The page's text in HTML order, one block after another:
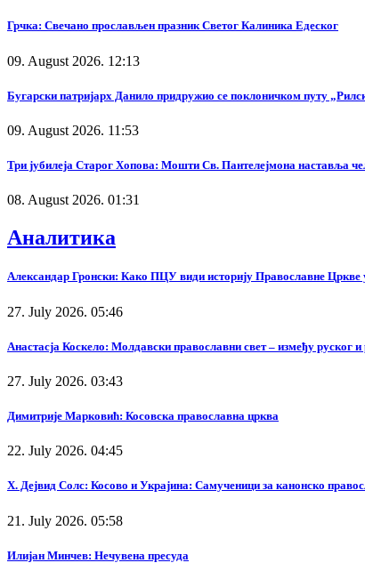
Грчка: Свечано прослављен празник Светог Калиника Едеског
09. August 2026. 12:13
Бугарски патријарх Данило придружио се поклоничком путу
09. August 2026. 11:53
Три јубилеја Старог Хопова: Мошти Св. Пантелејмона наставља
08. August 2026. 01:31
Аналитика
Александар Гронски: Како ПЦУ види историју Православне Цркве у
27. July 2026. 05:46
Анастасја Коскело: Молдавски православни свет – између руског
27. July 2026. 03:43
Димитрије Марковић: Косовска православна црква
22. July 2026. 04:45
Х. Дејвид Солс: Косово и Украјина: Самученици за канонско
21. July 2026. 05:58
Илијан Минчев: Нечувена пресуда